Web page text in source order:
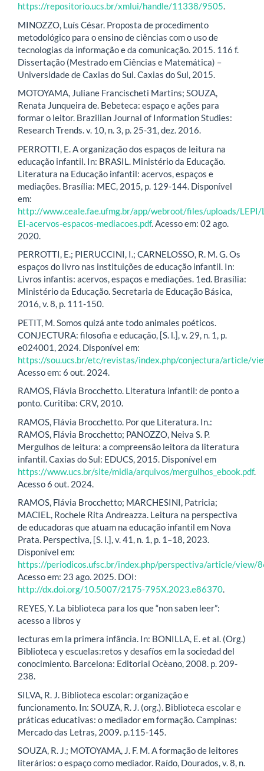
https://repositorio.ucs.br/xmlui/handle/11338/9505.
MINOZZO, Luís César. Proposta de procedimento
metodológico para o ensino de ciências com o uso de
tecnologias da informação e da comunicação. 2015. 116 f.
Dissertação (Mestrado em Ciências e Matemática) –
Universidade de Caxias do Sul. Caxias do Sul, 2015.
MOTOYAMA, Juliane Francischeti Martins; SOUZA,
Renata Junqueira de. Bebeteca: espaço e ações para
formar o leitor. Brazilian Journal of Information Studies:
Research Trends. v. 10, n. 3, p. 25-31, dez. 2016.
PERROTTI, E. A organização dos espaços de leitura na
educação infantil. In: BRASIL. Ministério da Educação.
Literatura na Educação infantil: acervos, espaços e
mediações. Brasília: MEC, 2015, p. 129-144. Disponível
em:
http://www.ceale.fae.ufmg.br/app/webroot/files/uploads/
EI-acervos-espacos-mediacoes.pdf. Acesso em: 02 ago.
2020.
PERROTTI, E.; PIERUCCINI, I.; CARNELOSSO, R. M. G. Os
espaços do livro nas instituições de educação infantil. In:
Livros infantis: acervos, espaços e mediações. 1ed. Brasília:
Ministério da Educação. Secretaria de Educação Básica,
2016, v. 8, p. 111-150.
PETIT, M. Somos quizá ante todo animales poéticos.
CONJECTURA: filosofia e educação, [S. l.], v. 29, n. 1, p.
e024001, 2024. Disponível em:
https://sou.ucs.br/etc/revistas/index.php/conjectura/article/
Acesso em: 6 out. 2024.
RAMOS, Flávia Brocchetto. Literatura infantil: de ponto a
ponto. Curitiba: CRV, 2010.
RAMOS, Flávia Brocchetto. Por que Literatura. In.:
RAMOS, Flávia Brocchetto; PANOZZO, Neiva S. P.
Mergulhos de leitura: a compreensão leitora da literatura
infantil. Caxias do Sul: EDUCS, 2015. Disponível em
https://www.ucs.br/site/midia/arquivos/mergulhos_ebook.pdf.
Acesso 6 out. 2024.
RAMOS, Flávia Brocchetto; MARCHESINI, Patricia;
MACIEL, Rochele Rita Andreazza. Leitura na perspectiva
de educadoras que atuam na educação infantil em Nova
Prata. Perspectiva, [S. l.], v. 41, n. 1, p. 1–18, 2023.
Disponível em:
https://periodicos.ufsc.br/index.php/perspectiva/article/view/
Acesso em: 23 ago. 2025. DOI:
http://dx.doi.org/10.5007/2175-795X.2023.e86370.
REYES, Y. La biblioteca para los que “non saben leer”:
acesso a libros y
lecturas em la primera infância. In: BONILLA, E. et al. (Org.)
Biblioteca y escuelas:retos y desafíos em la sociedad del
conocimiento. Barcelona: Editorial Ocèano, 2008. p. 209-
238.
SILVA, R. J. Biblioteca escolar: organização e
funcionamento. In: SOUZA, R. J. (org.). Biblioteca escolar e
práticas educativas: o mediador em formação. Campinas:
Mercado das Letras, 2009. p.115-145.
SOUZA, R. J.; MOTOYAMA, J. F. M. A formação de leitores
literários: o espaço como mediador. Raído, Dourados, v. 8, n.